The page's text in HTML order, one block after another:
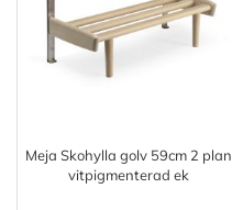
Meja Skohylla golv 59cm 2 plan
vitpigmenterad ek